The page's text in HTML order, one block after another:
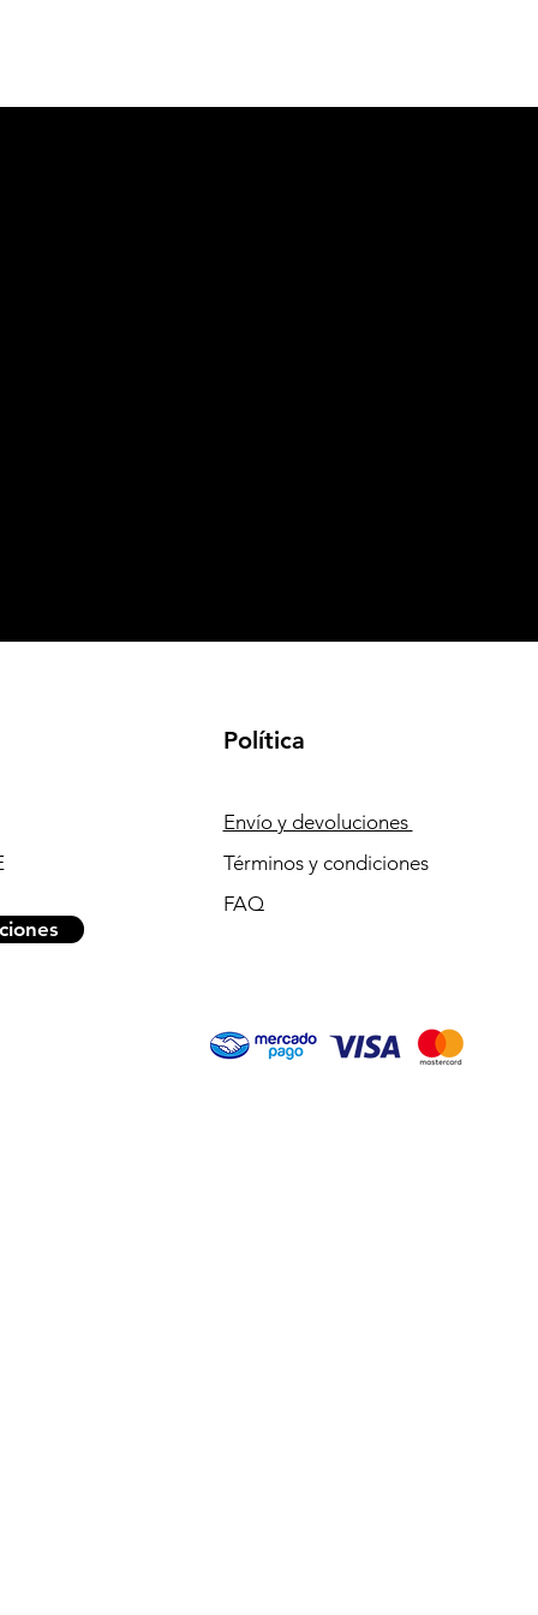
Política
Envío y devoluciones
Términos y condiciones
FAQ